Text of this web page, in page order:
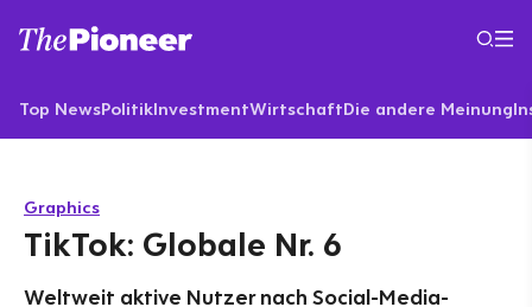
Top NewsPolitikInvestmentWirtschaftDie andere Meinung
Graphics
TikTok: Globale Nr. 6
Weltweit aktive Nutzer nach Social-Media-